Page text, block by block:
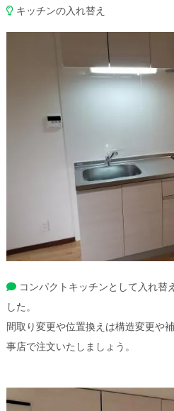
キッチンの入れ替え
コンパクトキッチンとして入れ替
した。
間取り変更や位置換えは構造変更や
事店で注文いたしましょう。